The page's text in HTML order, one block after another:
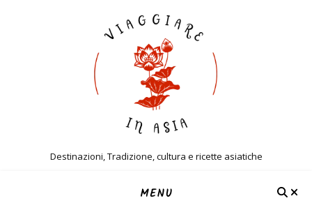
Destinazioni, Tradizione, cultura e ricette asiatiche
MENU